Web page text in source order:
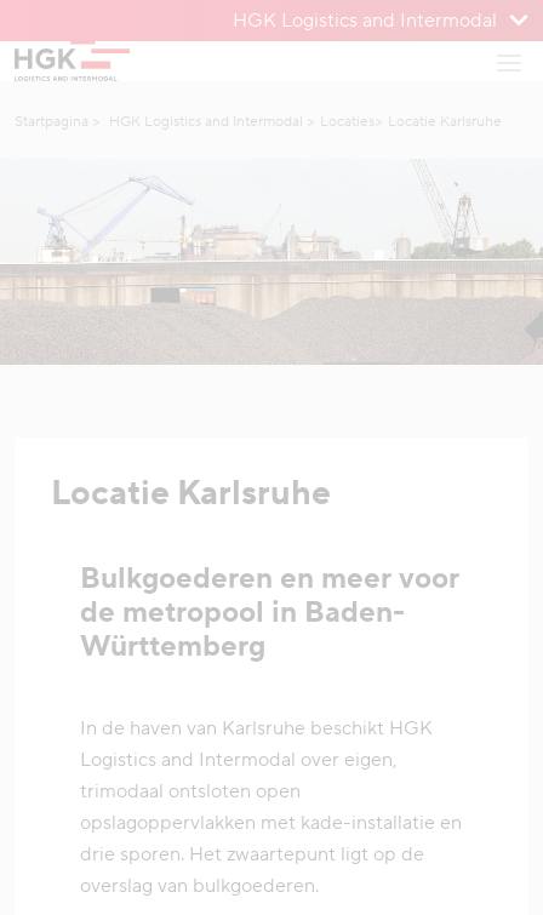
Naar inhoud
HGK Logistics and Intermodal
Startpagina HGK Logistics and Intermodal Locaties Locatie Karlsruhe
Locatie Karlsruhe
Bulkgoederen en meer voor
de metropool in Baden-
Württemberg
In de haven van Karlsruhe beschikt HGK
Logistics and Intermodal over eigen,
trimodaal ontsloten open
opslagoppervlakken met kade-installatie en
drie sporen. Het zwaartepunt ligt op de
overslag van bulkgoederen.